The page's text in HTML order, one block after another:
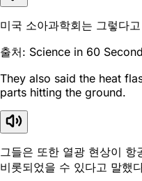
미국 소아과학회는 그렇다
출처: Science in 60
They also said the heat
parts hitting the ground.
그들은 또한 열광 현상이 항
비롯되었을 수 있다고 말했